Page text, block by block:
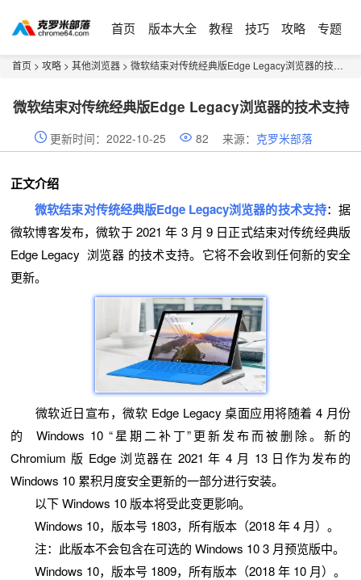
首页 版本大全 教程 技巧 攻略 专题
首页 > 攻略 > 其他浏览器 > 微软结束对传统经典版Edge Legacy浏览器的技术支持
微软结束对传统经典版Edge Legacy浏览器的技术支持
更新时间：2022-10-25 82 来源： 克罗米部落
正文介绍
微软结束对传统经典版Edge Legacy浏览器的技术支持：据
微软博客发布，微软于 2021 年 3 月 9 日正式结束对传统经典版
Edge Legacy 浏览器 的技术支持。它将不会收到任何新的安全
更新。
微软近日宣布，微软 Edge Legacy 桌面应用将随着 4 月份
的 Windows 10 “星期二补丁”更新发布而被删除。新的
Chromium 版 Edge 浏览器在 2021 年 4 月 13 日作为发布的
Windows 10 累积月度安全更新的一部分进行安装。
以下 Windows 10 版本将受此变更影响。
Windows 10，版本号 1803，所有版本（2018 年 4 月）。
注：此版本不会包含在可选的 Windows 10 3 月预览版中。
Windows 10，版本号 1809，所有版本（2018 年 10 月）。